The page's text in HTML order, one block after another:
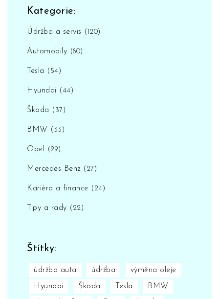
Kategorie:
Údržba a servis (120)
Automobily (80)
Tesla (54)
Hyundai (44)
Škoda (37)
BMW (33)
Opel (29)
Mercedes-Benz (27)
Kariéra a finance (24)
Tipy a rady (22)
Štítky:
údržba auta údržba výměna oleje
Hyundai Škoda Tesla BMW